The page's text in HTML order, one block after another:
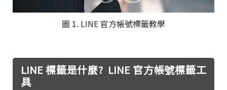
圖 1. LINE 官方帳號標籤教學
LINE 標籤是什麼? LINE 官方帳號標籤工
具